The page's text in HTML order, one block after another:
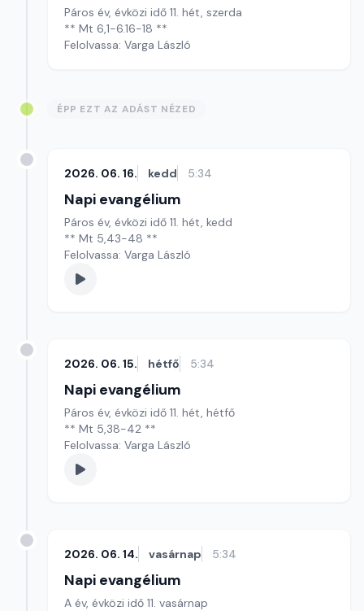
Páros év, évközi idő 11. hét, szerda
** Mt 6,1-6.16-18 **
Felolvassa: Varga László
ÉPP EZT AZ ADÁST NÉZED
2026. 06. 16. kedd 5:34
Napi evangélium
Páros év, évközi idő 11. hét, kedd
** Mt 5,43-48 **
Felolvassa: Varga László
2026. 06. 15. hétfő 5:34
Napi evangélium
Páros év, évközi idő 11. hét, hétfő
** Mt 5,38-42 **
Felolvassa: Varga László
2026. 06. 14. vasárnap 5:34
Napi evangélium
A év, évközi idő 11. vasárnap